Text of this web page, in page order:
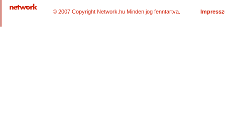
© 2007 Copyright Network.hu Minden jog fenntartva.